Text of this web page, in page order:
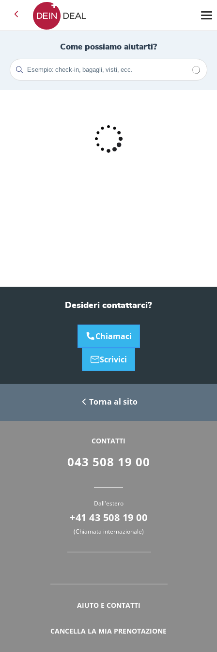
Come possiamo aiutarti?
Desideri contattarci?
Chiamaci
Scrivici
Torna al sito
CONTATTI
043 508 19 00
Dall'estero
+41 43 508 19 00
(Chiamata internazionale)
AIUTO E CONTATTI
CANCELLA LA MIA PRENOTAZIONE